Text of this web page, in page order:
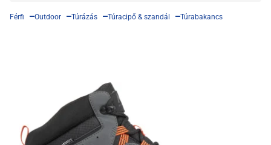
Férfi Outdoor Túrázás Túracipő & szandál Túrabakancs